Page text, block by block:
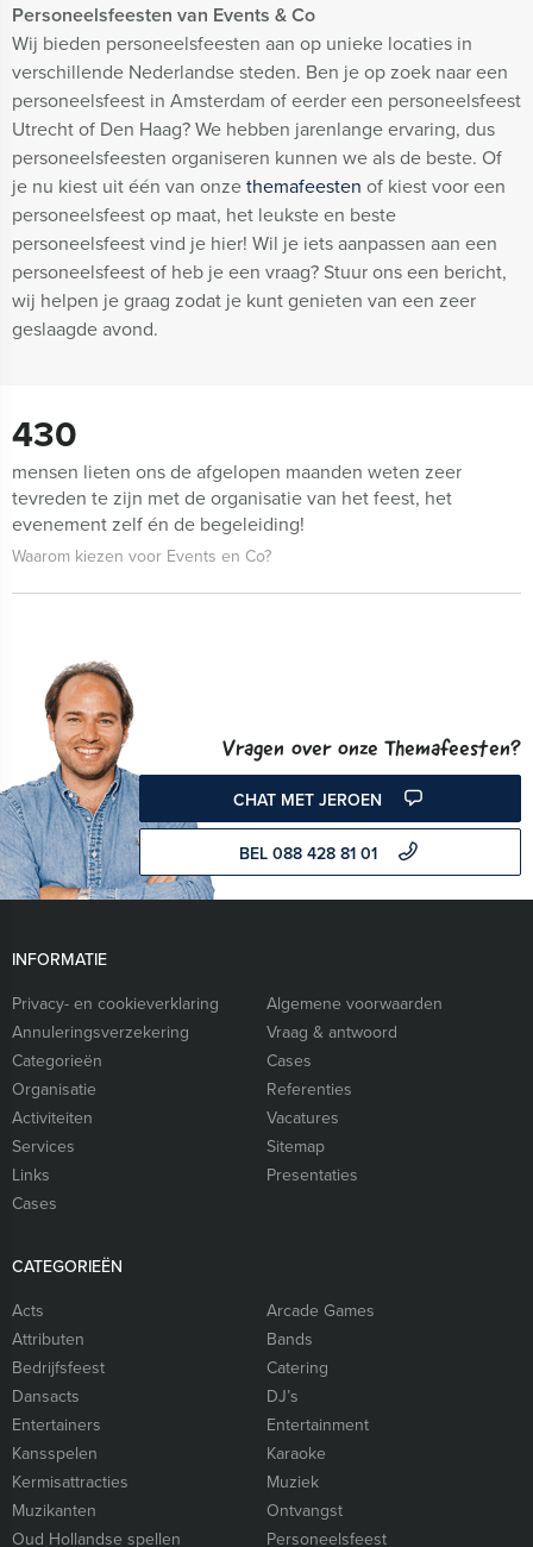
Personeelsfeesten van Events & Co
Wij bieden personeelsfeesten aan op unieke locaties in
verschillende Nederlandse steden. Ben je op zoek naar een
personeelsfeest in Amsterdam of eerder een personeelsfeest
Utrecht of Den Haag? We hebben jarenlange ervaring, dus
personeelsfeesten organiseren kunnen we als de beste. Of
je nu kiest uit één van onzethemafeesten of kiest voor een
personeelsfeest op maat, het leukste en beste
personeelsfeest vind je hier! Wil je iets aanpassen aan een
personeelsfeest of heb je een vraag? Stuur ons een bericht,
wij helpen je graag zodat je kunt genieten van een zeer
geslaagde avond.
430
mensen lieten ons de afgelopen maanden weten zeer
tevreden te zijn met de organisatie van het feest, het
evenement zelf én de begeleiding!
Waarom kiezen voor Events en Co?
Vragen over onze Themafeesten?
CHAT MET JEROEN
BEL 088 428 81 01
INFORMATIE
Privacy- en cookieverklaring
Algemene voorwaarden
Annuleringsverzekering
Vraag & antwoord
Categorieën
Cases
Organisatie
Referenties
Activiteiten
Vacatures
Services
Sitemap
Links
Presentaties
Cases
CATEGORIEËN
Acts
Arcade Games
Attributen
Bands
Bedrijfsfeest
Catering
Dansacts
DJ’s
Entertainers
Entertainment
Kansspelen
Karaoke
Kermisattracties
Muziek
Muzikanten
Ontvangst
Oud Hollandse spellen
Personeelsfeest